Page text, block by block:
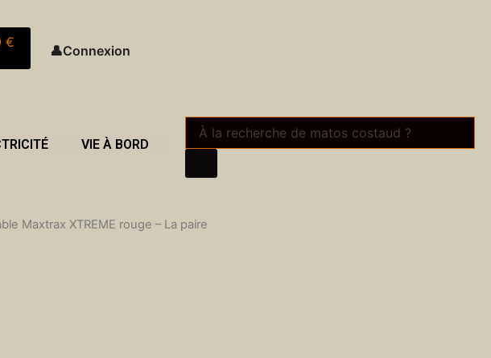
€
👤Connexion
VIE À BORD
Recherche
Maxtrax XTREME rouge – La paire